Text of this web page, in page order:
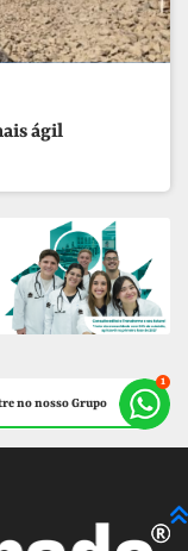
ágil
no nosso Grupo